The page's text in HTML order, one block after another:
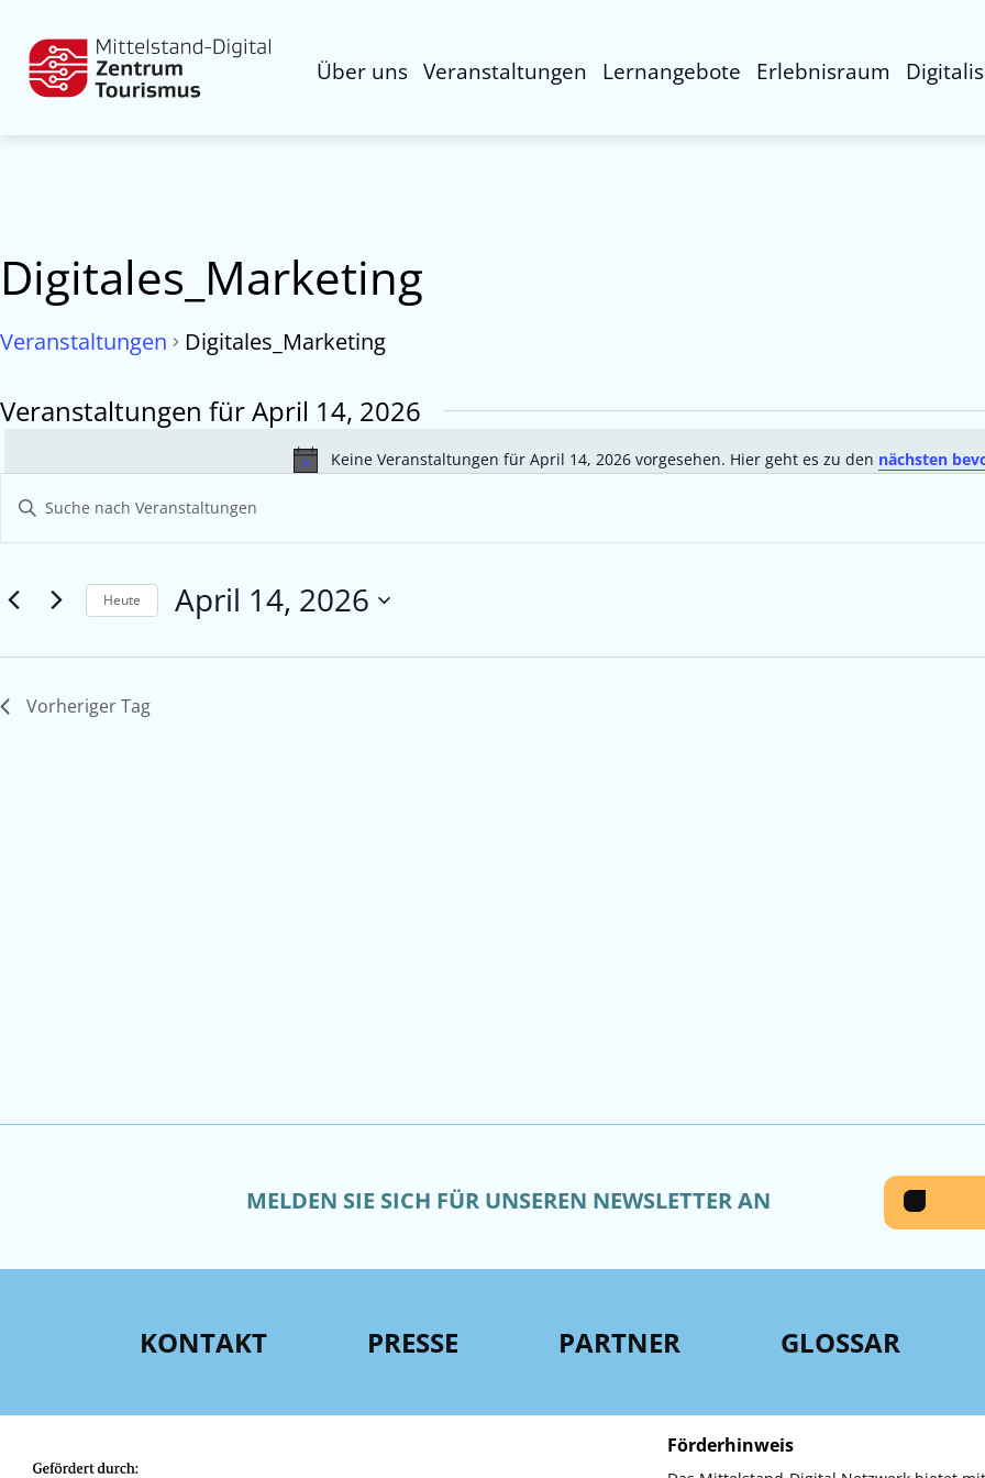
Über uns Veranstaltungen Lernangebote Erlebnisraum
Digitales_Marketing
Veranstaltungen Digitales_Marketing
Veranstaltungen für April 14, 2026
Hinweis
Keine Veranstaltungen für April 14, 2026 vorgesehen. Hier geht es zu den nächsten
Veranstaltungen
Suche
Ansichten,
Bitte
Schlüsselwort
eingeben.
nach
Veranstaltungen
Heute April 14, 2026
wählen.
Vorheriger Tag
MELDEN SIE SICH FÜR UNSEREN NEWSLETTER AN
KONTAKT PRESSE PARTNER GLOSSAR
Förderhinweis